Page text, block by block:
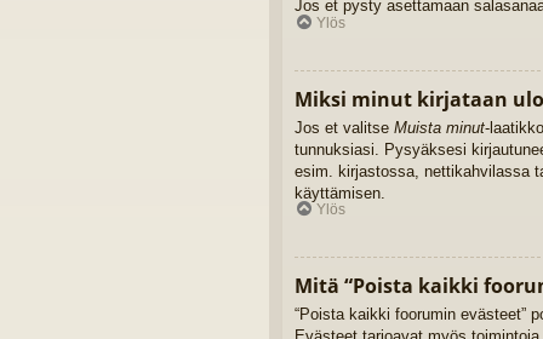
Jos et pysty asettamaan
Ylös
Miksi minut kirjataan
Jos et valitse Muista minut-
tunnuksiasi. Pysyäksesi
esim. kirjastossa, nettikahvilassa
käyttämisen.
Ylös
Mitä “Poista kaikki
“Poista kaikki foorumin evästeet”